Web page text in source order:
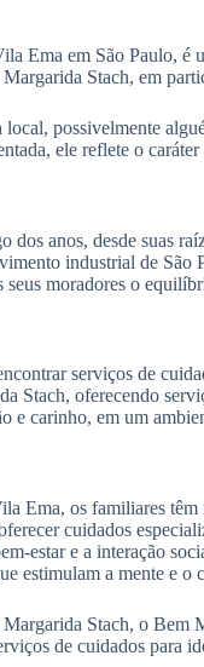
Ema em São Paulo,
Stach, em
possivelmente
ele reflete o
anos, desde suas
industrial de São
moradores o
serviços de
Stach, oferecendo
e carinho, em um
Ema, os familiares têm
cuidados
estar e a interação
estimulam a mente e o
Stach, o
de cuidados